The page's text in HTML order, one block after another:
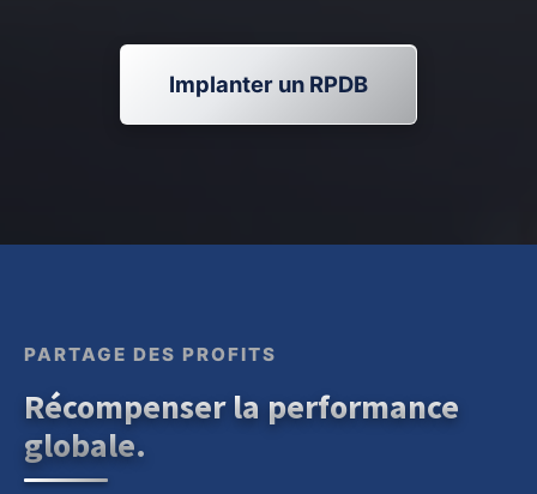
Implanter un RPDB
PARTAGE DES PROFITS
Récompenser la performance
globale.